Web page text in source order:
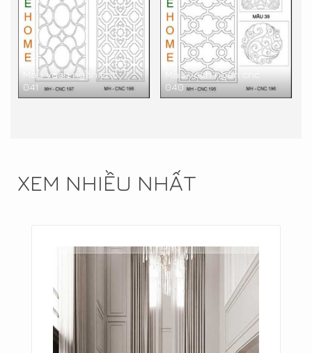
Mẫu vách ngăn cnc
041
Mẫu vách ngăn cnc
040
XEM NHIỀU NHẤT